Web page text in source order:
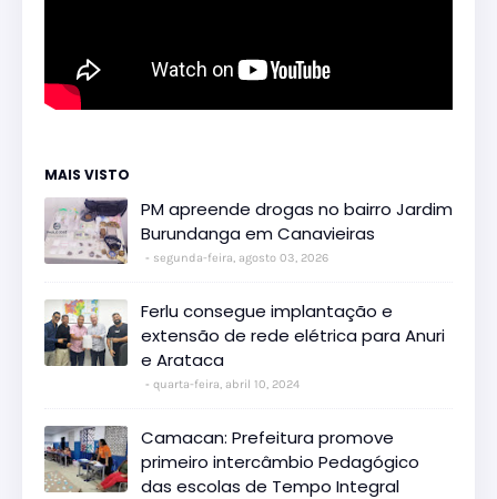
MAIS VISTO
PM apreende drogas no bairro Jardim
Burundanga em Canavieiras
segunda-feira, agosto 03, 2026
Ferlu consegue implantação e
extensão de rede elétrica para Anuri
e Arataca
quarta-feira, abril 10, 2024
Camacan: Prefeitura promove
primeiro intercâmbio Pedagógico
das escolas de Tempo Integral